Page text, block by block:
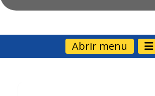
Abrir menu